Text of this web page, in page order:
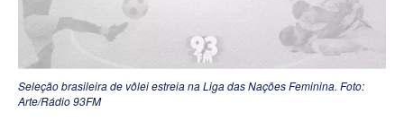
Seleção brasileira de vôlei estreia na Liga das Nações Feminina. Foto:
Arte/Rádio 93FM